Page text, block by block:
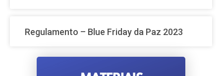
Regulamento – Blue Friday da Paz 2023